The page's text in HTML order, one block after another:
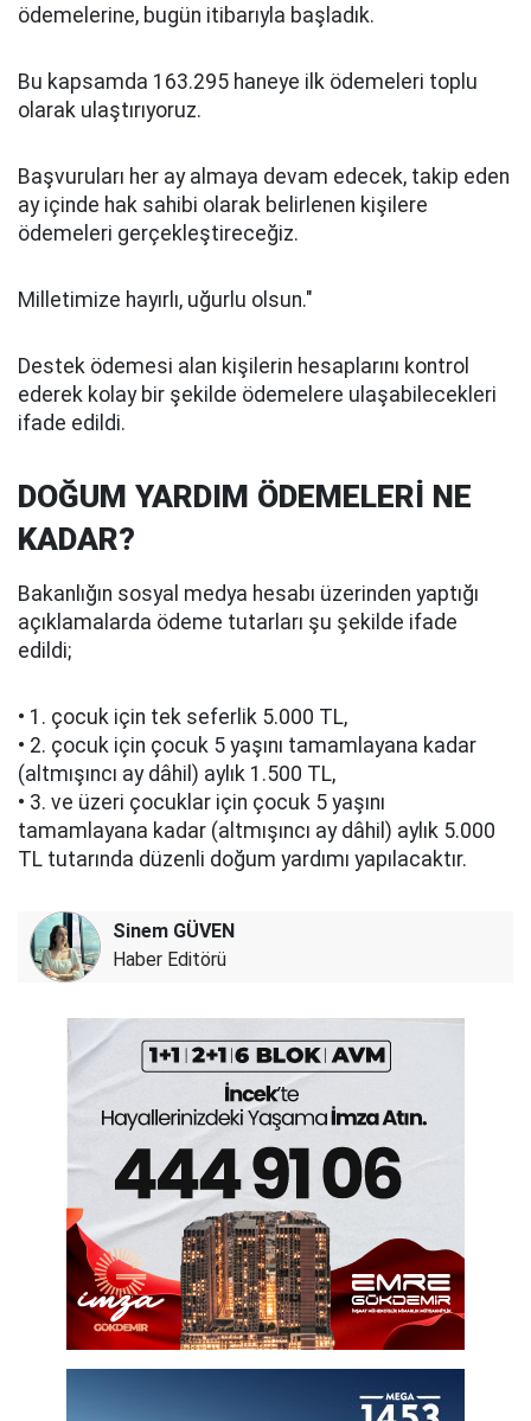
ödemelerine, bugün itibarıyla başladık.
Bu kapsamda 163.295 haneye ilk ödemeleri toplu
olarak ulaştırıyoruz.
Başvuruları her ay almaya devam edecek, takip eden
ay içinde hak sahibi olarak belirlenen kişilere
ödemeleri gerçekleştireceğiz.
Milletimize hayırlı, uğurlu olsun."
Destek ödemesi alan kişilerin hesaplarını kontrol
ederek kolay bir şekilde ödemelere ulaşabilecekleri
ifade edildi.
DOĞUM YARDIM ÖDEMELERİ NE
KADAR?
Bakanlığın sosyal medya hesabı üzerinden yaptığı
açıklamalarda ödeme tutarları şu şekilde ifade
edildi;
• 1. çocuk için tek seferlik 5.000 TL,
• 2. çocuk için çocuk 5 yaşını tamamlayana kadar
(altmışıncı ay dâhil) aylık 1.500 TL,
• 3. ve üzeri çocuklar için çocuk 5 yaşını
tamamlayana kadar (altmışıncı ay dâhil) aylık 5.000
TL tutarında düzenli doğum yardımı yapılacaktır.
Sinem GÜVEN
Haber Editörü